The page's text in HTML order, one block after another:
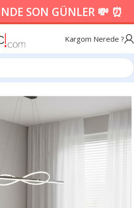
SON GÜNLER 💸 ⏰
Kargom Nerede ?